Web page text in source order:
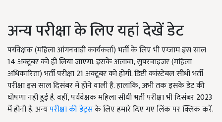
अन्य परीक्षा के लिए यहां देखें डेट
पर्यवेक्षक (महिला आंगनवाड़ी कार्यकर्ता) भर्ती के लिए भी एग्जाम इस साल
14 अक्टूबर को ही लिया जाएगा. इसके अलावा, सुपरवाइजर (महिला
अधिकारिता) भर्ती परीक्षा 21 अक्टूबर को होगी. डिप्टी कांस्टेबल सीधी भर्ती
परीक्षा इस साल दिसंबर में होने वाली है. हालांकि, अभी तक इसके डेट की
घोषणा नहीं हुई है. वहीं, पर्यवेक्षक महिला सीधी भर्ती परीक्षा भी दिसंबर 2023
में होनी है. अन्यपरीक्षा की डेट्सके लिए हमारे दिए गए लिंक पर क्लिक करें.